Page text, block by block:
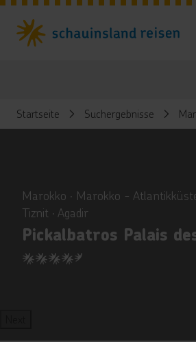
Startseite Suchergebnisse
Marokko ∙ Marokko -
Tiznit ∙ Agadir
Pickalbatros Palais
4.5